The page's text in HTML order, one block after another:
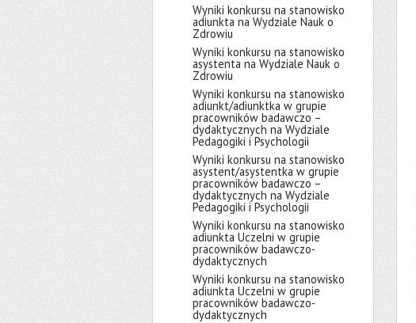
Wyniki konkursu na stanowisko
adiunkta na Wydziale Nauk o
Zdrowiu
Wyniki konkursu na stanowisko
asystenta na Wydziale Nauk o
Zdrowiu
Wyniki konkursu na stanowisko
adiunkt/adiunktka w grupie
pracowników badawczo –
dydaktycznych na Wydziale
Pedagogiki i Psychologii
Wyniki konkursu na stanowisko
asystent/asystentka w grupie
pracowników badawczo –
dydaktycznych na Wydziale
Pedagogiki i Psychologii
Wyniki konkursu na stanowisko
adiunkta Uczelni w grupie
pracowników badawczo-
dydaktycznych
Wyniki konkursu na stanowisko
adiunkta Uczelni w grupie
pracowników badawczo-
dydaktycznych